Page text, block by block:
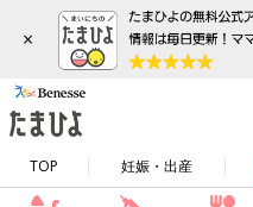
×
TOP 妊娠・出産